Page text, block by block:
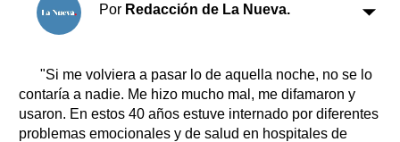
Cartón Lleno
Fúnebres
Clasificados
Por Redacción de La Nueva.
"Si me volviera a pasar lo de aquella noche, no se lo
contaría a nadie. Me hizo mucho mal, me difamaron y
usaron. En estos 40 años estuve internado por diferentes
problemas emocionales y de salud en hospitales de